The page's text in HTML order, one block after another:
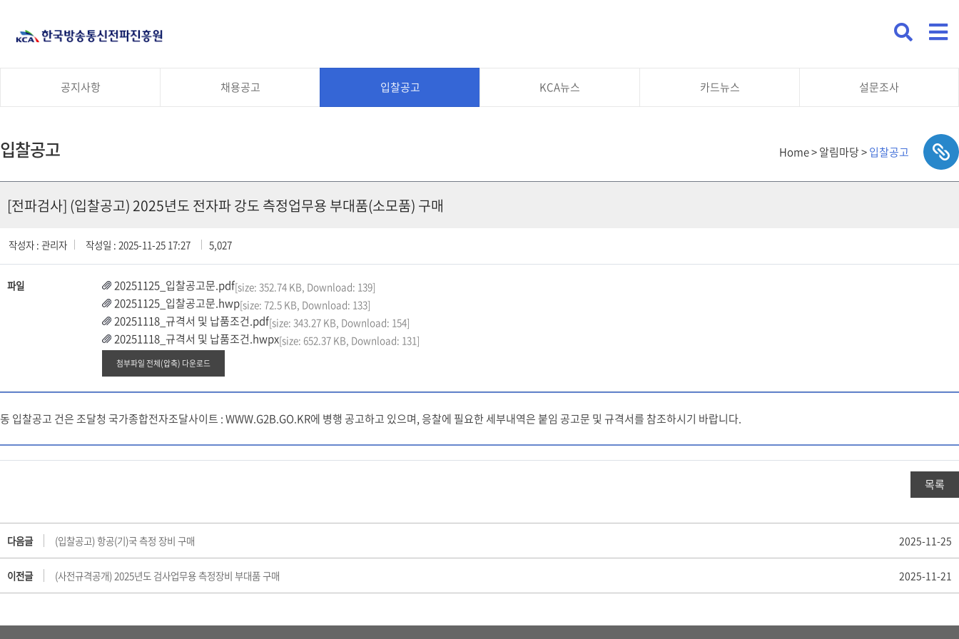
공지사항 채용공고 입찰공고 KCA뉴스 카드뉴스 설문조사
입찰공고 Home > 알림마당 >입찰공고
[전파검사] (입찰공고) 2025년도 전자파 강도 측정업무용 부대품(소모품) 구매
작성자 : 관리자 작성일 : 2025-11-25 17:27 5,027
파일 20251125_입찰공고문.pdf[size: 352.74 KB, Download: 139]
20251125_입찰공고문.hwp[size: 72.5 KB, Download: 133]
20251118_규격서 및 납품조건.pdf[size: 343.27 KB, Download: 154]
20251118_규격서 및 납품조건.hwpx[size: 652.37 KB, Download: 131]
첨부파일 전체(압축) 다운로드
동 입찰공고 건은 조달청 국가종합전자조달사이트 : WWW.G2B.GO.KR에 병행 공고하고 있으며, 응찰에 필요한 세부내역은 붙임 공고문 및 규격서를 참조하시기 바랍니다.
목록
다음글 (입찰공고) 항공(기)국 측정 장비 구매 2025-11-25
이전글 (사전규격공개) 2025년도 검사업무용 측정장비 부대품 구매 2025-11-21